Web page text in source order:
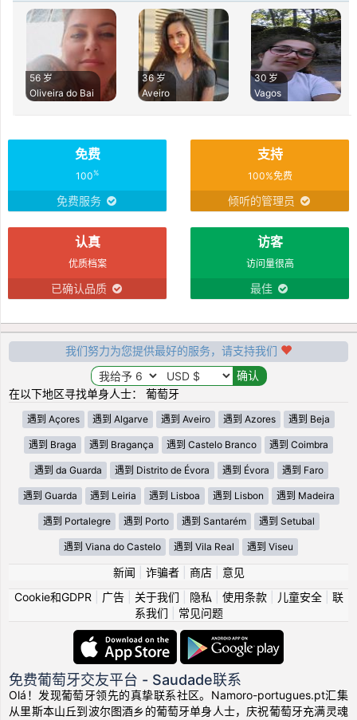
56 岁
Oliveira do Bai
36 岁
Aveiro
30 岁
Vagos
免费
100%
免费服务
支持
100%免费
倾听的管理员
认真
优质档案
已确认品质
访客
访问量很高
最佳
我们努力为您提供最好的服务，请支持我们
在以下地区寻找单身人士： 葡萄牙
遇到 Açores 遇到 Algarve 遇到 Aveiro 遇到 Azores 遇到 Beja
遇到 Braga 遇到 Bragança 遇到 Castelo Branco 遇到 Coimbra
遇到 da Guarda 遇到 Distrito de Évora 遇到 Évora 遇到 Faro
遇到 Guarda 遇到 Leiria 遇到 Lisboa 遇到 Lisbon 遇到 Madeira
遇到 Portalegre 遇到 Porto 遇到 Santarém 遇到 Setubal
遇到 Viana do Castelo 遇到 Vila Real 遇到 Viseu
新闻 诈骗者| 商店| 意见
Cookie和GDPR
广告| 关于我们 隐私 使用条款| 儿童安全| 联
系我们
常见问题
免费葡萄牙交友平台 - Saudade联系
Olá！发现葡萄牙领先的真挚联系社区。Namoro-portugues.pt汇集
从里斯本山丘到波尔图酒乡的葡萄牙单身人士，庆祝葡萄牙充满灵魂